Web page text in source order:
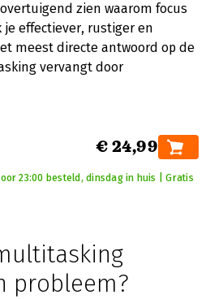
zien waarom focus
effectiever, rustiger en
meest directe antwoord op de
vervangt door
€ 24,99
23:00 besteld, dinsdag in huis | Gratis
probleem?